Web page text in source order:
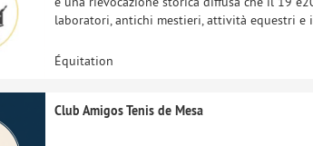
laboratori, antichi mestieri, attività equestri
Équitation
Club Amigos Tenis de Mesa